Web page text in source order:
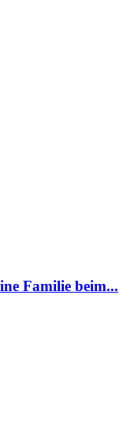
Familie beim...